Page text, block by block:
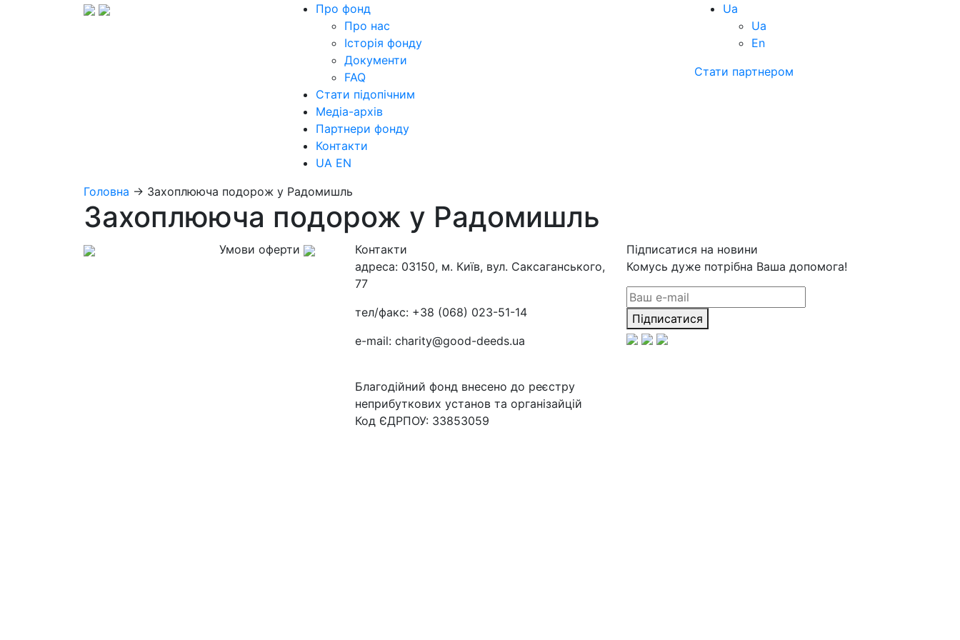
Про фонд
Про нас
Історія фонду
Документи
FAQ
Стати підопічним
Медіа-архів
Партнери фонду
Контакти
UA EN
Ua
Ua
En
Стати партнером
Головна → Захоплююча подорож у Радомишль
Захоплююча подорож у Радомишль
Умови оферти
Контакти
адреса: 03150, м. Київ, вул. Саксаганського,
77
тел/факс: +38 (068) 023-51-14
e-mail: charity@good-deeds.ua
Благодійний фонд внесено до реєстру
неприбуткових установ та організайцій
Код ЄДРПОУ: 33853059
Підписатися на новини
Комусь дуже потрібна Ваша допомога!
Підписатися